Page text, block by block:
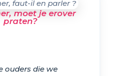
moet je erover
praten?
ouders die we